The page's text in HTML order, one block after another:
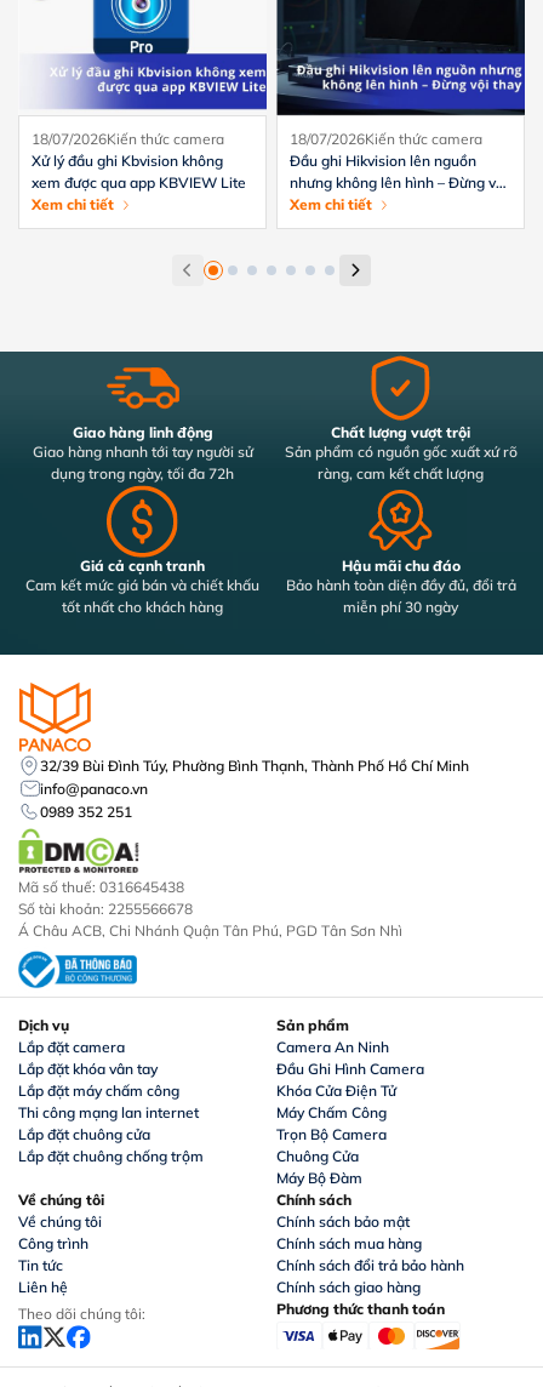
18/07/2026Kiến thức camera
Xử lý đầu ghi Kbvision không
xem được qua app KBVIEW Lite
Xem chi tiết
18/07/2026Kiến thức camera
Đầu ghi Hikvision lên nguồn
nhưng không lên hình – Đừng vội
thay
Xem chi tiết
Giao hàng linh động
Giao hàng nhanh tới tay người sử
dụng trong ngày, tối đa 72h
Chất lượng vượt trội
Sản phẩm có nguồn gốc xuất xứ rõ
ràng, cam kết chất lượng
Giá cả cạnh tranh
Cam kết mức giá bán và chiết khấu
tốt nhất cho khách hàng
Hậu mãi chu đáo
Bảo hành toàn diện đầy đủ, đổi trả
miễn phí 30 ngày
Về chúng tôi
Về chúng tôi
Công trình
Tin tức
Liên hệ
Theo dõi chúng tôi:
Dịch vụ
Lắp đặt camera
Lắp đặt khóa vân tay
Lắp đặt máy chấm công
Thi công mạng lan internet
Lắp đặt chuông cửa
Lắp đặt chuông chống trộm
Sản phẩm
Camera An Ninh
Đầu Ghi Hình Camera
Khóa Cửa Điện Tử
Máy Chấm Công
Trọn Bộ Camera
Chuông Cửa
Máy Bộ Đàm
Chính sách
Chính sách bảo mật
Chính sách mua hàng
Chính sách đổi trả bảo hành
Chính sách giao hàng
Phương thức thanh toán
32/39 Bùi Đình Túy, Phường Bình Thạnh, Thành Phố Hồ Chí Minh
info@panaco.vn
0989 352 251
Mã số thuế: 0316645438
Số tài khoản: 2255566678
Á Châu ACB, Chi Nhánh Quận Tân Phú, PGD Tân Sơn Nhì